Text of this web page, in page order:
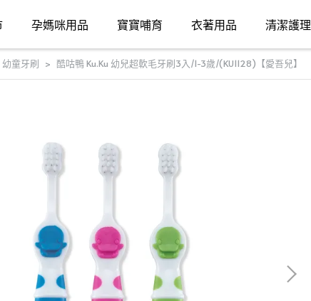
孕媽咪用品 寶寶哺育 衣著用品 清潔護理
幼童牙刷 酷咕鴨 Ku.Ku 幼兒超軟毛牙刷3入/1-3歲/(KU1128)【愛吾兒】